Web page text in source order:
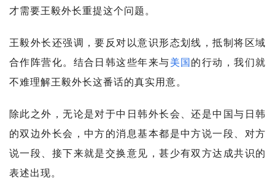
才需要王毅外长重提这个问题。
王毅外长还强调，要反对以意识形态划线，抵制将区域
合作阵营化。结合日韩这些年来与美国的行动，我们就
不难理解王毅外长这番话的真实用意。
除此之外，无论是对于中日韩外长会、还是中国与日韩
的双边外长会，中方的消息基本都是中方说一段、对方
说一段、接下来就是交换意见，甚少有双方达成共识的
表述出现。